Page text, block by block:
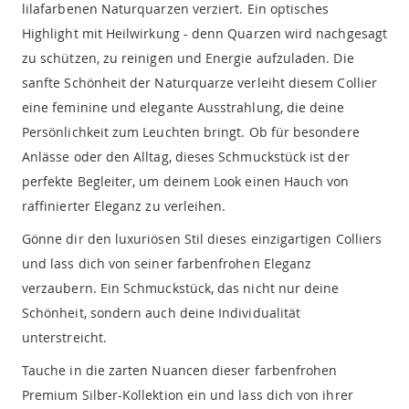
lilafarbenen Naturquarzen verziert. Ein optisches
Highlight mit Heilwirkung - denn Quarzen wird nachgesagt
zu schützen, zu reinigen und Energie aufzuladen. Die
sanfte Schönheit der Naturquarze verleiht diesem Collier
eine feminine und elegante Ausstrahlung, die deine
Persönlichkeit zum Leuchten bringt. Ob für besondere
Anlässe oder den Alltag, dieses Schmuckstück ist der
perfekte Begleiter, um deinem Look einen Hauch von
raffinierter Eleganz zu verleihen.
Gönne dir den luxuriösen Stil dieses einzigartigen Colliers
und lass dich von seiner farbenfrohen Eleganz
verzaubern. Ein Schmuckstück, das nicht nur deine
Schönheit, sondern auch deine Individualität
unterstreicht.
Tauche in die zarten Nuancen dieser farbenfrohen
Premium Silber-Kollektion ein und lass dich von ihrer